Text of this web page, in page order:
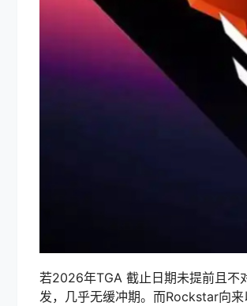
若2026年TGA 截止日期未提前且不
发，几乎无缓冲期。而Rockstar向